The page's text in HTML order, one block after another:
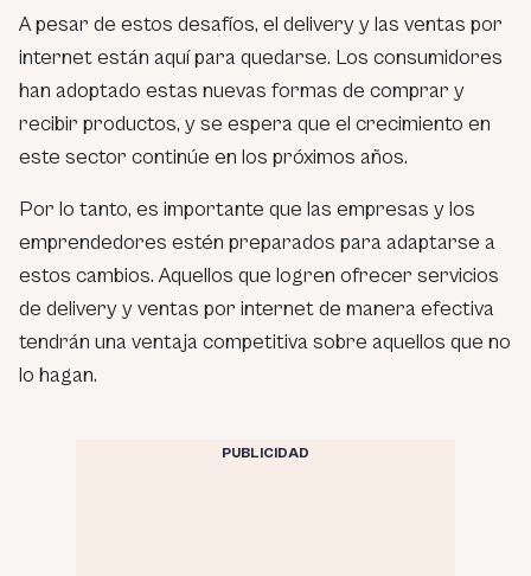
A pesar de estos desafíos, el delivery y las ventas por
internet están aquí para quedarse. Los consumidores
han adoptado estas nuevas formas de comprar y
recibir productos, y se espera que el crecimiento en
este sector continúe en los próximos años.
Por lo tanto, es importante que las empresas y los
emprendedores estén preparados para adaptarse a
estos cambios. Aquellos que logren ofrecer servicios
de delivery y ventas por internet de manera efectiva
tendrán una ventaja competitiva sobre aquellos que no
lo hagan.
PUBLICIDAD